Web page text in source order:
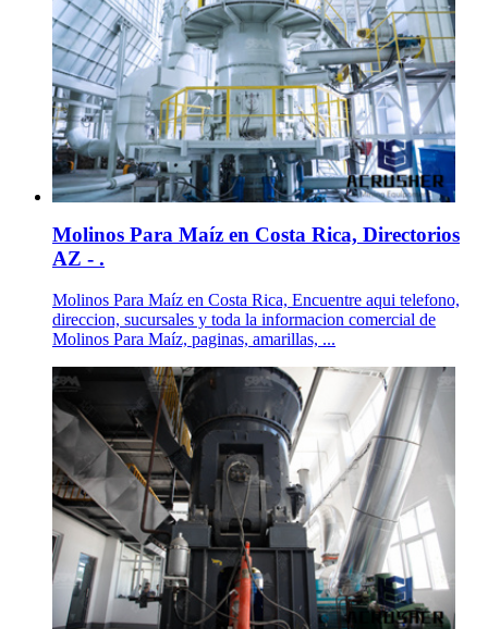
Molinos Para Maíz en Costa Rica, Directorios
AZ - .
Molinos Para Maíz en Costa Rica, Encuentre aqui telefono,
direccion, sucursales y toda la informacion comercial de
Molinos Para Maíz, paginas, amarillas, ...